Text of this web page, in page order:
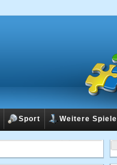
Sport Weitere Spiele